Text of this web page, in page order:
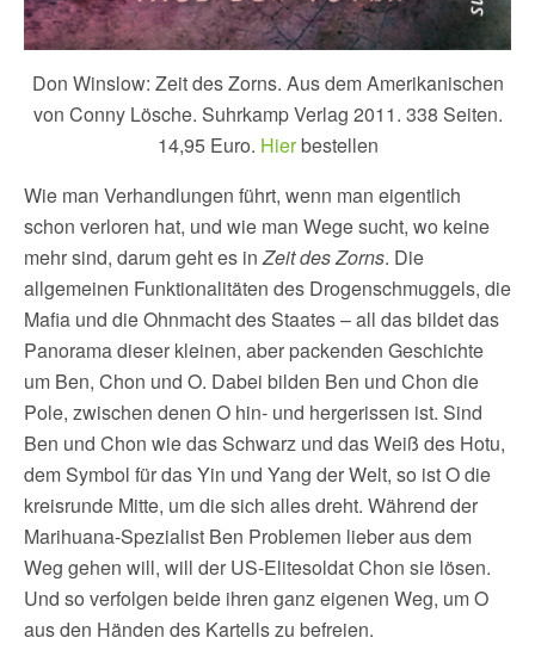
Don Winslow: Zeit des Zorns. Aus dem Amerikanischen
von Conny Lösche. Suhrkamp Verlag 2011. 338 Seiten.
14,95 Euro. Hierbestellen
Wie man Verhandlungen führt, wenn man eigentlich
schon verloren hat, und wie man Wege sucht, wo keine
mehr sind, darum geht es inZeit des Zorns. Die
allgemeinen Funktionalitäten des Drogenschmuggels, die
Mafia und die Ohnmacht des Staates – all das bildet das
Panorama dieser kleinen, aber packenden Geschichte
um Ben, Chon und O. Dabei bilden Ben und Chon die
Pole, zwischen denen O hin- und hergerissen ist. Sind
Ben und Chon wie das Schwarz und das Weiß des Hotu,
dem Symbol für das Yin und Yang der Welt, so ist O die
kreisrunde Mitte, um die sich alles dreht. Während der
Marihuana-Spezialist Ben Problemen lieber aus dem
Weg gehen will, will der US-Elitesoldat Chon sie lösen.
Und so verfolgen beide ihren ganz eigenen Weg, um O
aus den Händen des Kartells zu befreien.